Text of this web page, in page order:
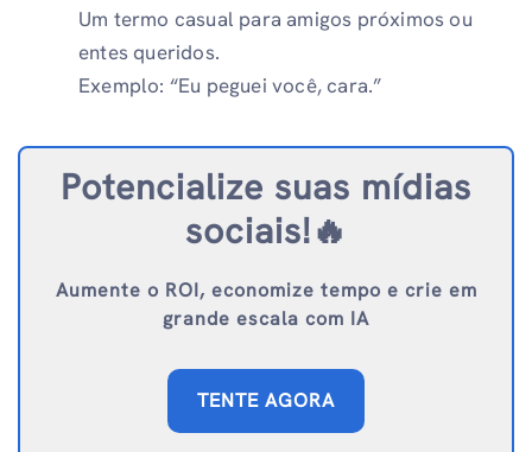
Um termo casual para amigos próximos ou
entes queridos.
Exemplo: “Eu peguei você, cara.”
Potencialize suas mídias
sociais!🔥
Aumente o ROI, economize tempo e crie em
grande escala com IA
TENTE AGORA